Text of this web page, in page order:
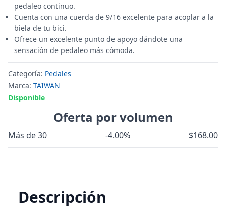
pedaleo continuo.
Cuenta con una cuerda de 9/16 excelente para acoplar a la
biela de tu bici.
Ofrece un excelente punto de apoyo dándote una
sensación de pedaleo más cómoda.
Categoría: Pedales
Marca: TAIWAN
Disponible
Oferta por volumen
Más de 30 -4.00% $168.00
Descripción